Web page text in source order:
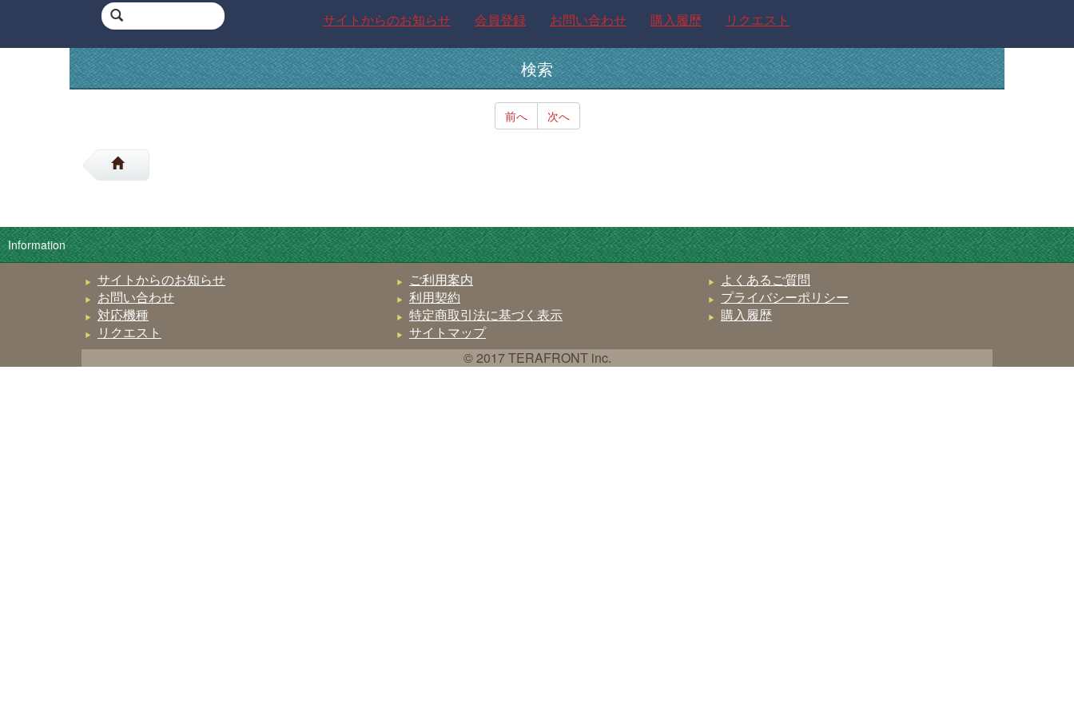
サイトからのお知らせ 会員登録 お問い合わせ 購入履歴 リクエスト
検索
前へ 次へ
Information
サイトからのお知らせ ご利用案内
よくあるご質問
お問い合わせ
利用契約
プライバシーポリシー
対応機種
特定商取引法に基づく表示
購入履歴
リクエスト
サイトマップ
© 2017 TERAFRONT inc.